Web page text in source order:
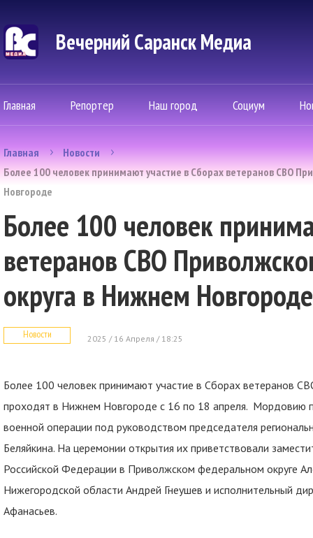
Вечерний Саранск Mедиа
Главная Репортер Наш город Социум
Главная
Новости
Более 100 человек принимают участие в Сборах ветеранов СВО
Новгороде
Более 100 человек
ветеранов СВО
округа в Нижнем Новгороде
Новости 2025 / 16 Апреля / 18:25
Более 100 человек принимают участие в Сборах ветеранов
проходят в Нижнем Новгороде с 16 по 18 апреля. Мордовию
военной операции под руководством председателя
Беляйкина. На церемонии открытия их приветствовали
Российской Федерации в Приволжском федеральном округе
Нижегородской области Андрей Гнеушев и исполнительный
Афанасьев.